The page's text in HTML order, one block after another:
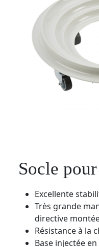
Socle
Excellente
Très grande
directive
Résistance à la
Base injectée